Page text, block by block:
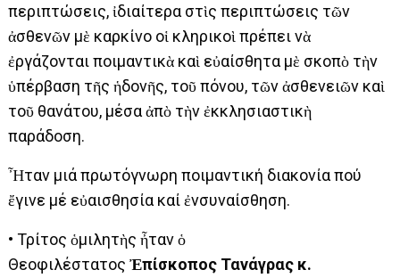
περιπτώσεις, ἰδιαίτερα στὶς περιπτώσεις τῶν
ἀσθενῶν μὲ καρκίνο οἱ κληρικοὶ πρέπει νὰ
ἐργάζονται ποιμαντικὰ καὶ εὐαίσθητα μὲ σκοπὸ τὴν
ὑπέρβαση τῆς ἡδονῆς, τοῦ πόνου, τῶν ἀσθενειῶν καὶ
τοῦ θανάτου, μέσα ἀπὸ τὴν ἐκκλησιαστικὴ
παράδοση.
Ἦταν μιά πρωτόγνωρη ποιμαντική διακονία πού
ἔγινε μέ εὐαισθησία καί ἐνσυναίσθηση.
• Τρίτος ὁμιλητὴς ἦταν ὁ
ΘεοφιλέστατοςἘπίσκοπος Τανάγρας κ.